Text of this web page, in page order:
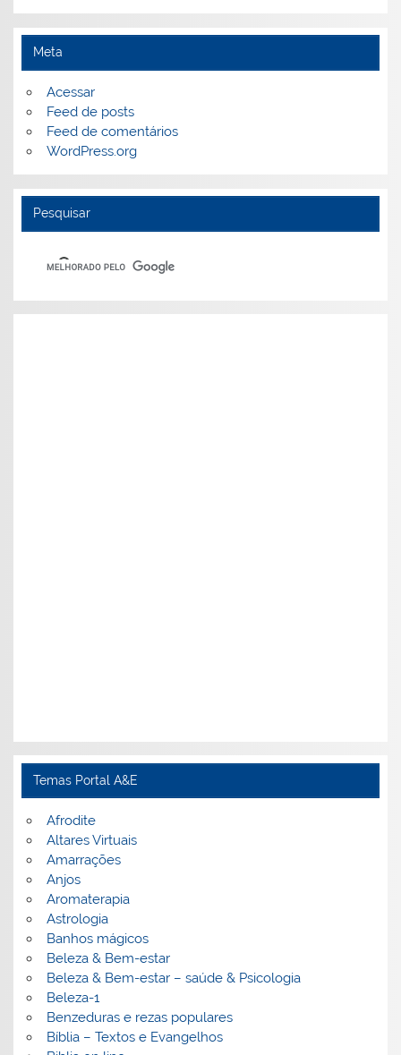
Meta
Acessar
Feed de posts
Feed de comentários
WordPress.org
Pesquisar
Temas Portal A&E
Afrodite
Altares Virtuais
Amarrações
Anjos
Aromaterapia
Astrologia
Banhos mágicos
Beleza & Bem-estar
Beleza & Bem-estar – saúde & Psicologia
Beleza-1
Benzeduras e rezas populares
Bíblia – Textos e Evangelhos